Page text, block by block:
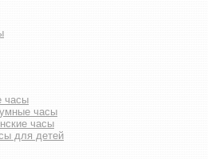
часы
часы
часы
для детей